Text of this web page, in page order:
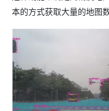
本的方式获取大量的地图数